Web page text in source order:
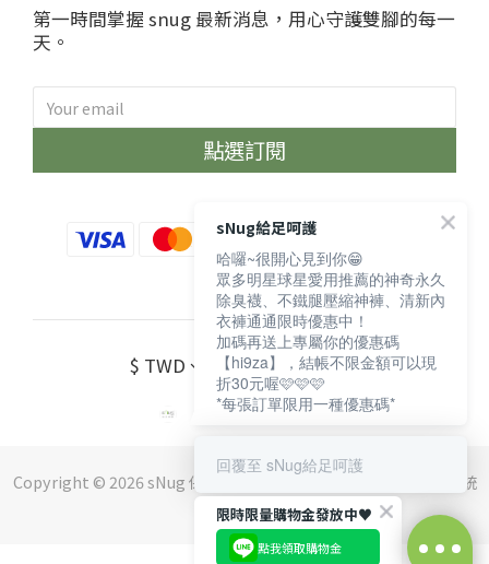
第一時間掌握 snug 最新消息，用心守護雙腳的每一
天。
點選訂閱
$ TWD English
Copyright © 2026 sNug 保留一切權利 ｜斯傑利企業有限公司 ｜ 統
編：16552210
sNug給足呵護
哈囉~很開心見到你😁
眾多明星球星愛用推薦的神奇永久
除臭襪、不鐵腿壓縮神褲、清新內
衣褲通通限時優惠中！
加碼再送上專屬你的優惠碼
【hi9za】，結帳不限金額可以現
折30元喔🩷🩷🩷
*每張訂單限用一種優惠碼*
回覆至 sNug給足呵護
限時限量購物金發放中♥️
點我領取購物金